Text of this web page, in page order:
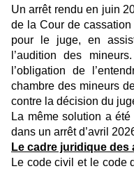
Un arrêt rendu en juin
de la Cour de
pour le juge, en
l’audition des
l’obligation de
chambre des mineurs
contre la décision du
La même solution a
dans un arrêt d’avril
Le cadre juridique des
Le code civil et le code